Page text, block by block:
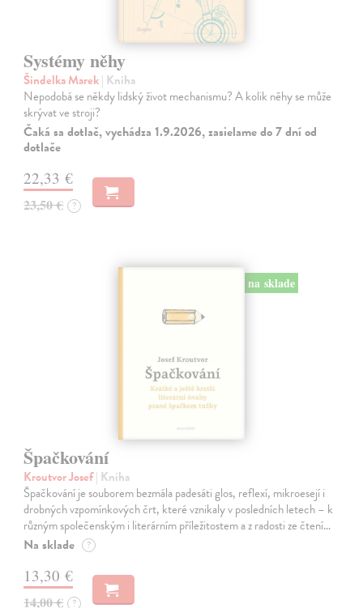
Systémy něhy
Šindelka Marek| Kniha
Nepodobá se někdy lidský život mechanismu? A kolik něhy se může
skrývat ve stroji?
Čaká sa dotlač, vychádza 1.9.2026, zasielame do 7 dní od
dotlače
22,33 €
23,50 € ?
na sklade
Špačkování
Kroutvor Josef| Kniha
Špačkování je souborem bezmála padesáti glos, reflexí, mikroesejí i
drobných vzpomínkových črt, které vznikaly v posledních letech – k
různým společenským i literárním příležitostem a z radosti ze čtení…
Na sklade ?
13,30 €
14,00 € ?